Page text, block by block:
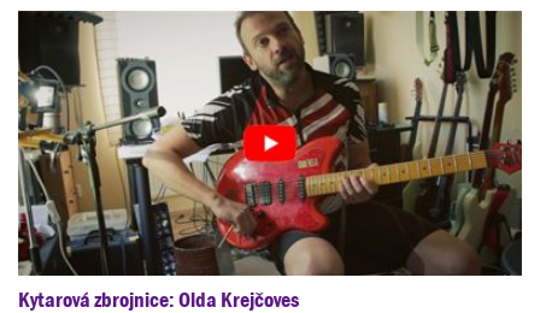
Kytarová zbrojnice: Olda Krejčoves